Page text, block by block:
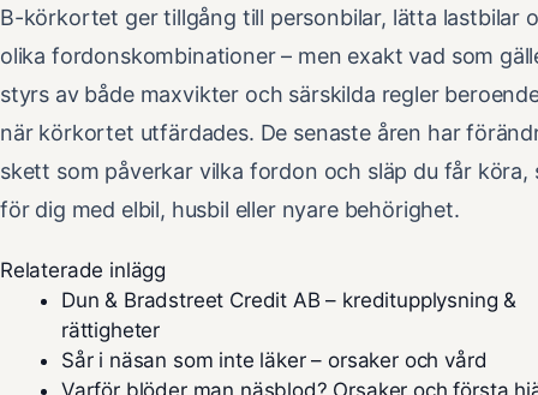
B-körkortet ger tillgång till personbilar, lätta lastbilar
olika fordonskombinationer – men exakt vad som
styrs av både maxvikter och särskilda regler
när körkortet utfärdades. De senaste åren har
skett som påverkar vilka fordon och släp du får köra,
för dig med elbil, husbil eller nyare behörighet.
Relaterade inlägg
Dun & Bradstreet Credit AB – kreditupplysning &
rättigheter
Sår i näsan som inte läker – orsaker och vård